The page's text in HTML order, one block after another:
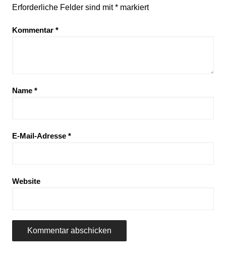
Erforderliche Felder sind mit*markiert
Kommentar *
Name *
E-Mail-Adresse *
Website